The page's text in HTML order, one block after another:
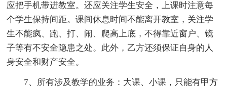
应把手机带进教室。还应关注学生安全，上课时注意每
个学生保持间距。课间休息时间不能离开教室，关注学
生不能疯、跑、打、闹、爬高上底，不得靠近窗户、镜
子等有不安全隐患之处。此外，乙方还须保证自身的人
身安全和财产安全。
7、所有涉及教学的业务：大课、小课，只能有甲方